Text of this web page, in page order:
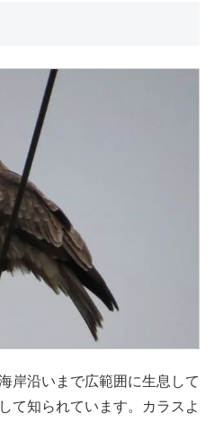
岸沿いまで広範囲に生息して
て知られています。カラスよ